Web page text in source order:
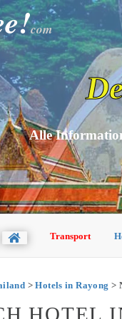
com
Alle
Transport
>Hotels in Rayong >
HOTEL